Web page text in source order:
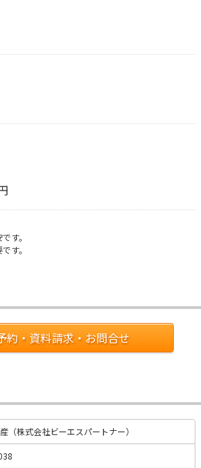
す。
す。
約・資料請求・お問合せ
（株式会社ビーエスパートナー）